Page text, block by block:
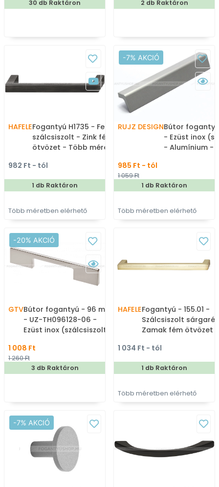
bútorfogantyú
30 db Raktáron
2 db Raktáron
HAFELEFogantyú H1735 - Fekete
szálcsiszolt - Zink fém
ötvözet - Több méretben
bútorfogantyú
982 Ft - tól
1 db Raktáron
Több méretben elérhető
-7% AKCIÓ
RUJZ DESIGNBútor fogantyú
- Ezüst inox
- Alumínium -
985 Ft - tól
1 059 Ft
1 db Raktáron
Több méretben elérhető
-20% AKCIÓ
GTVBútor fogantyú - 96 mm
- UZ-TH096128-06 -
Ezüst inox (szálcsiszolt) -
méretben gyártott fém
bútorfogantyú
1 008 Ft
1 260 Ft
3 db Raktáron
HAFELEFogantyú - 155.01 -
Szálcsiszolt
Zamak fém ötvözet -
színes fém
bútorfogantyú
1 034 Ft - tól
1 db Raktáron
Több méretben elérhető
-7% AKCIÓ